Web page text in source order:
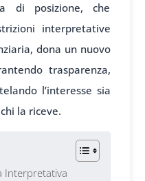
di posizione, che
interpretative
dona un nuovo
trasparenza,
l’interesse sia
la riceve.
Interpretativa